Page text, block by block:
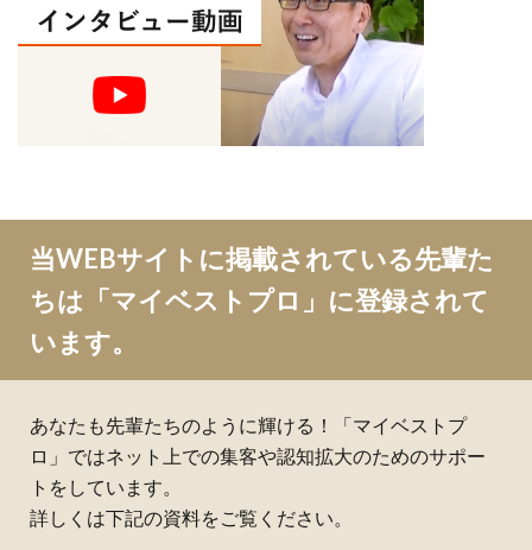
当WEBサイトに掲載されている先輩た
ちは「マイベストプロ」に登録されて
います。
あなたも先輩たちのように輝ける！「マイベストプ
ロ」ではネット上での集客や認知拡大のためのサポー
トをしています。
詳しくは下記の資料をご覧ください。